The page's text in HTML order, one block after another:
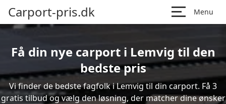
Carport-pris.dk Menu
Få din nye carport i Lemvig til den
bedste pris
Vi finder de bedste fagfolk i Lemvig til din carport. Få 3
gratis tilbud og vælg den løsning, der matcher dine ønsker